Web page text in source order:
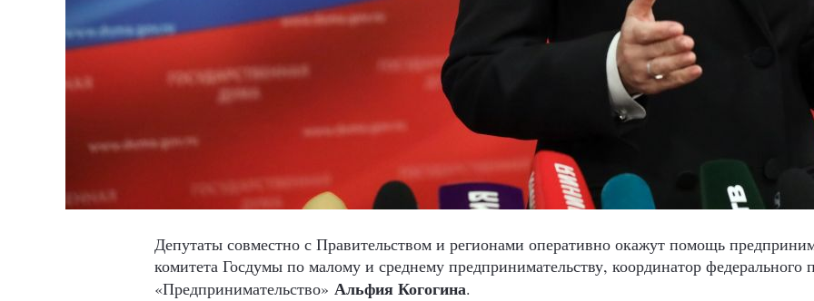
Депутаты совместно с Правительством и регионами оперативно окажут помощь
комитета Госдумы по малому и среднему предпринимательству, координатор федерального
«Предпринимательство» Альфия Когогина.